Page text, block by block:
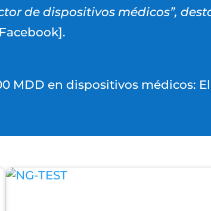
de dispositivos médicos”,
MDD en dispositivos médicos: